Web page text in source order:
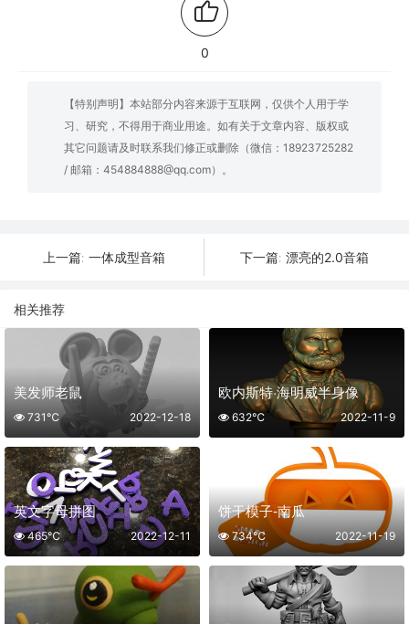
0
【特别声明】本站部分内容来源于互联网，仅供个人用于学
习、研究，不得用于商业用途。如有关于文章内容、版权或
其它问题请及时联系我们修正或删除（微信：18923725282
/ 邮箱：454884888@qq.com）。
上一篇: 一体成型音箱 下一篇: 漂亮的2.0音箱
相关推荐
美发师老鼠
2022-12-18
731℃
欧内斯特·海明威半身像
2022-11-9
632℃
英文字母拼图
2022-12-11
465℃
饼干模子-南瓜
2022-11-19
734℃